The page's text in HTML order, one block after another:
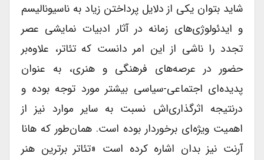
شاید بتوان یکی از دلایل پرداختن زیاد به ناسیونالیسم
و ایدئولوژی‌های زمانه در آثار ادبیات نمایشی عصر
تجدد را ناشی از این امر دانست که تئاتر، علاوه‌بر
حضور در عرصه‌های فرهنگی و هنری، به عنوان
پدیده‌ای اجتماعی-سیاسی بیشتر مورد توجه بوده و
درنتیجه اثرگذاری‌اش نسبت به سایر موارد نیز از
اهمیت ویژه‌ای برخوردار بوده است. همان‌طور که هانا
آرنت نیز بدان اشاره کرده است «تئاتر برترین هنر